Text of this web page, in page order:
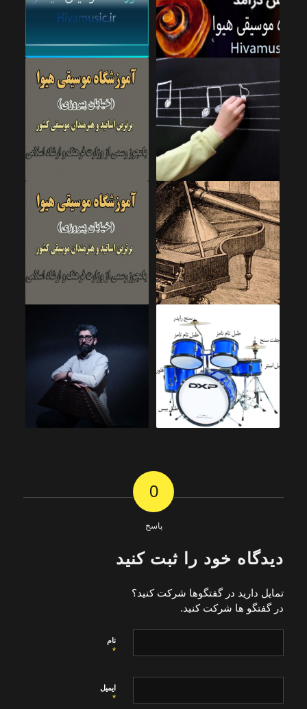
0
پاسخ
دیدگاه خود را ثبت کنید
تمایل دارید در گفتگوها شرکت کنید؟
در گفتگو ها شرکت کنید.
نام
*
ایمیل
*